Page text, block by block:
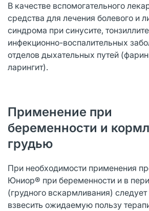
В качестве вспомогательного
средства для лечения болевого и
синдрома при синусите,
инфекционно-воспалительных
отделов дыхательных путей
ларингит).
Применение при
беременности и
грудью
При необходимости применения
Юниор® при беременности и в
(грудного вскармливания)
взвесить ожидаемую пользу